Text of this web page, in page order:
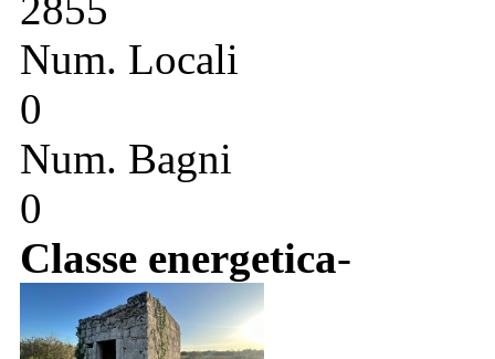
2855
Num. Locali
0
Num. Bagni
0
Classe energetica-